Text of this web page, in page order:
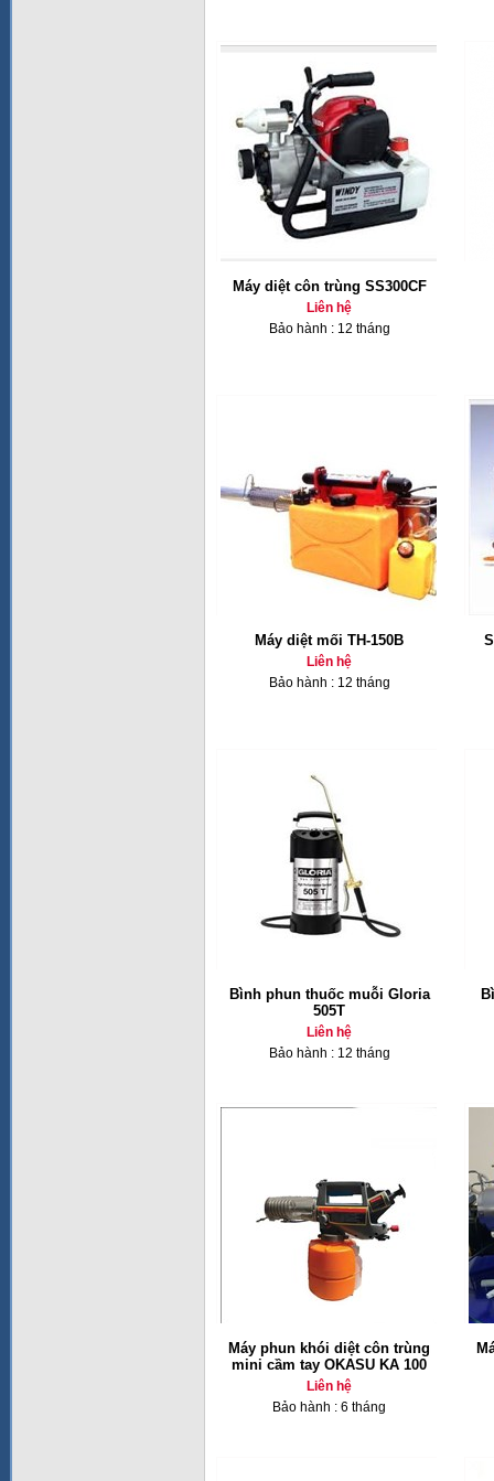
Máy diệt côn trùng SS300CF
Liên hệ
Bảo hành : 12 tháng
Máy diệt mối TH-150B
Liên hệ
Bảo hành : 12 tháng
Bình phun thuốc muỗi Gloria
505T
Liên hệ
Bảo hành : 12 tháng
Máy phun khói diệt côn trùng
mini cầm tay OKASU KA 100
Liên hệ
Bảo hành : 6 tháng